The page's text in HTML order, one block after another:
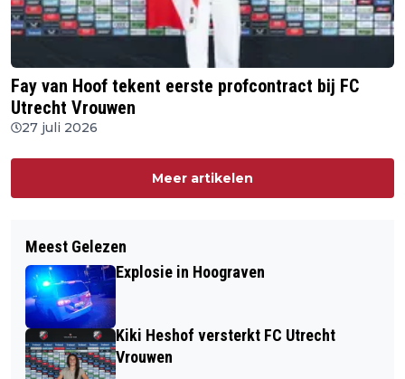
Fay van Hoof tekent eerste profcontract bij FC
Utrecht Vrouwen
27 juli 2026
Meer artikelen
Meest Gelezen
Explosie in Hoograven
Kiki Heshof versterkt FC Utrecht
Vrouwen